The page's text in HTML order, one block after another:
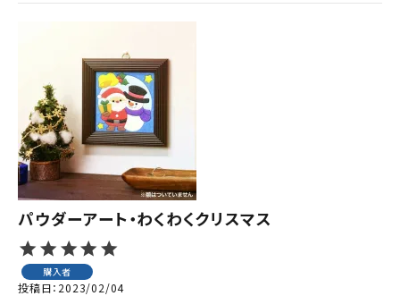
パウダーアート・わくわくクリスマス
購入者
投稿日 2023/02/04